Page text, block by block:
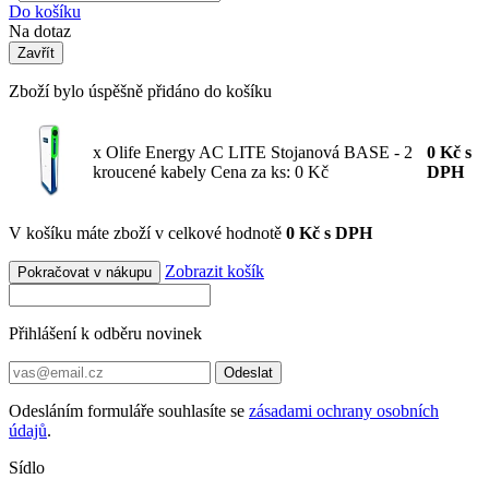
Do košíku
Na dotaz
Zavřít
Zboží bylo úspěšně přidáno do košíku
x Olife Energy AC LITE Stojanová BASE - 2
kroucené kabely Cena za ks: 0 Kč
0 Kč s
DPH
V košíku máte zboží v celkové hodnotě 0 Kč s DPH
Pokračovat v nákupu Zobrazit košík
Přihlášení k odběru novinek
Odeslat
Odesláním formuláře souhlasíte se zásadami ochrany osobních
údajů.
Sídlo